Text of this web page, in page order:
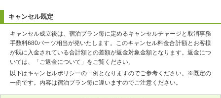
キャンセル既定
キャンセル成立後は、宿泊プラン毎に定めるキャンセルチャージと取消事務
手数料680バーツ相当が発いたします。このキャンセル料金合計額とお客様
が既に入金されている合計額との差額が返金対象金額となります。返金につ
いては、「ご返金について」をご覧ください。
以下はキャンセルポリシーの一例となりますのでご参考ください。※既定の
一例です。内容は宿泊プラン毎に違いますのでご注意ください。